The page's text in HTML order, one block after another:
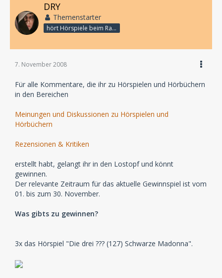
DRY
Themenstarter
hört Hörspiele beim Rasenmähen
7. November 2008
Für alle Kommentare, die ihr zu Hörspielen und Hörbüchern
in den Bereichen
Meinungen und Diskussionen zu Hörspielen und
Hörbüchern
Rezensionen & Kritiken
erstellt habt, gelangt ihr in den Lostopf und könnt
gewinnen.
Der relevante Zeitraum für das aktuelle Gewinnspiel ist vom
01. bis zum 30. November.
Was gibts zu gewinnen?
3x das Hörspiel "Die drei ??? (127) Schwarze Madonna".